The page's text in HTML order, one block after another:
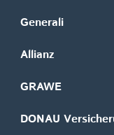
Generali
Allianz
GRAWE
DONAU